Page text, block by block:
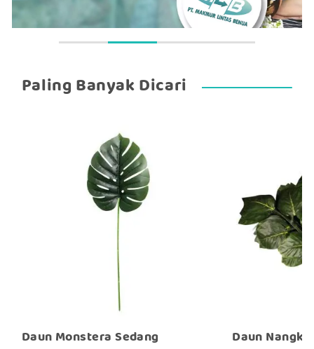
Paling Banyak Dicari
Daun Monstera Sedang Daun